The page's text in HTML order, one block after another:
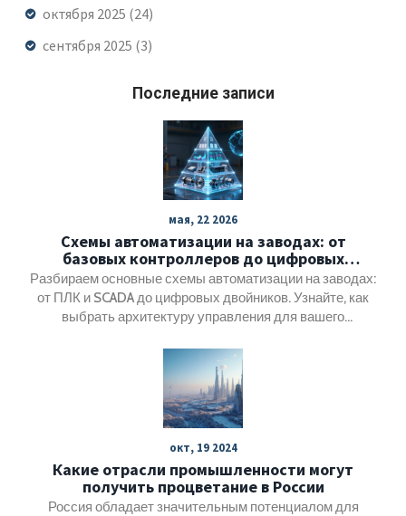
октября 2025 (24)
сентября 2025 (3)
Последние записи
мая, 22 2026
Схемы автоматизации на заводах: от
базовых контроллеров до цифровых
двойников
Разбираем основные схемы автоматизации на заводах:
от ПЛК и SCADA до цифровых двойников. Узнайте, как
выбрать архитектуру управления для вашего
окт, 19 2024
Какие отрасли промышленности могут
получить процветание в России
Россия обладает значительным потенциалом для